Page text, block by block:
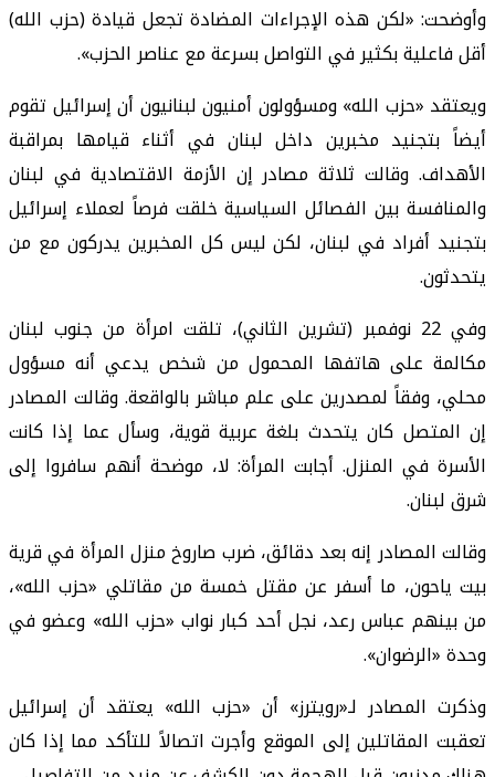
وأوضحت: «لكن هذه الإجراءات المضادة تجعل قيادة (حزب الله)
أقل فاعلية بكثير في التواصل بسرعة مع عناصر الحزب».
ويعتقد «حزب الله» ومسؤولون أمنيون لبنانيون أن إسرائيل تقوم
أيضاً بتجنيد مخبرين داخل لبنان في أثناء قيامها بمراقبة
الأهداف. وقالت ثلاثة مصادر إن الأزمة الاقتصادية في لبنان
والمنافسة بين الفصائل السياسية خلقت فرصاً لعملاء إسرائيل
بتجنيد أفراد في لبنان، لكن ليس كل المخبرين يدركون مع من
يتحدثون.
وفي 22 نوفمبر (تشرين الثاني)، تلقت امرأة من جنوب لبنان
مكالمة على هاتفها المحمول من شخص يدعي أنه مسؤول
محلي، وفقاً لمصدرين على علم مباشر بالواقعة. وقالت المصادر
إن المتصل كان يتحدث بلغة عربية قوية، وسأل عما إذا كانت
الأسرة في المنزل. أجابت المرأة: لا، موضحة أنهم سافروا إلى
شرق لبنان.
وقالت المصادر إنه بعد دقائق، ضرب صاروخ منزل المرأة في قرية
بيت ياحون، ما أسفر عن مقتل خمسة من مقاتلي «حزب الله»،
من بينهم عباس رعد، نجل أحد كبار نواب «حزب الله» وعضو في
وحدة «الرضوان».
وذكرت المصادر لـ«رويترز» أن «حزب الله» يعتقد أن إسرائيل
تعقبت المقاتلين إلى الموقع وأجرت اتصالاً للتأكد مما إذا كان